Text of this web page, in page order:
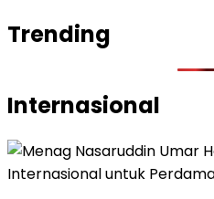
Trending
Internasional